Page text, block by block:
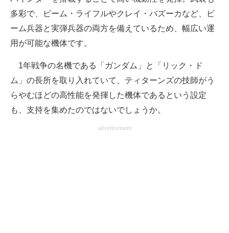
多彩で、ビーム・ライフルやクレイ・バズーカなど、ビ
ーム兵器と実弾兵器の両方を備えているため、幅広い運
用が可能な機体です。
1年戦争の名機である「ガンダム」と「リック・ド
ム」の長所を取り入れていて、ティターンズの技師がう
らやむほどの高性能を発揮した機体であるという設定
も、支持を集めたのではないでしょうか。
advertisement